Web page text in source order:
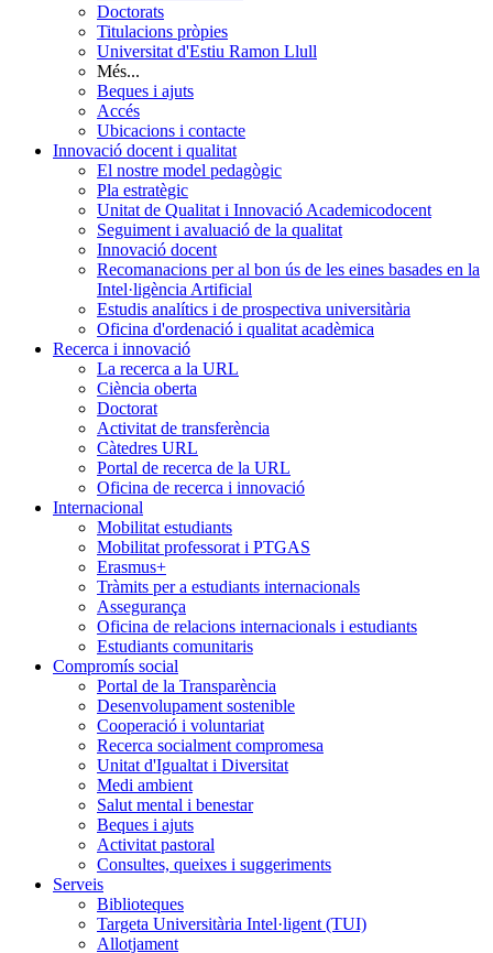
Doctorats
Titulacions pròpies
Universitat d'Estiu Ramon Llull
Més...
Beques i ajuts
Accés
Ubicacions i contacte
Innovació docent i qualitat
El nostre model pedagògic
Pla estratègic
Unitat de Qualitat i Innovació Academicodocent
Seguiment i avaluació de la qualitat
Innovació docent
Recomanacions per al bon ús de les eines basades en la
Intel·ligència Artificial
Estudis analítics i de prospectiva universitària
Oficina d'ordenació i qualitat acadèmica
Recerca i innovació
La recerca a la URL
Ciència oberta
Doctorat
Activitat de transferència
Càtedres URL
Portal de recerca de la URL
Oficina de recerca i innovació
Internacional
Mobilitat estudiants
Mobilitat professorat i PTGAS
Erasmus+
Tràmits per a estudiants internacionals
Assegurança
Oficina de relacions internacionals i estudiants
Estudiants comunitaris
Compromís social
Portal de la Transparència
Desenvolupament sostenible
Cooperació i voluntariat
Recerca socialment compromesa
Unitat d'Igualtat i Diversitat
Medi ambient
Salut mental i benestar
Beques i ajuts
Activitat pastoral
Consultes, queixes i suggeriments
Serveis
Biblioteques
Targeta Universitària Intel·ligent (TUI)
Allotjament